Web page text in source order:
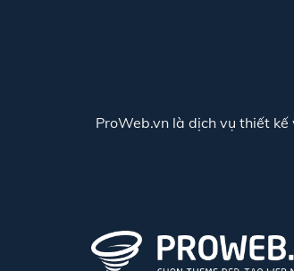
ProWeb.vn là dịch vụ thiết